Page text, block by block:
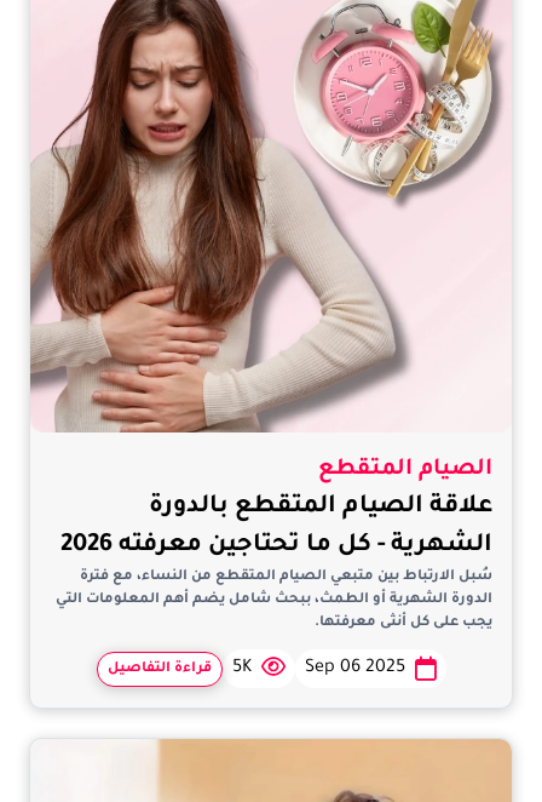
الصيام المتقطع
علاقة الصيام المتقطع بالدورة
الشهرية - كل ما تحتاجين معرفته 2026
سُبل الارتباط بين متبعي الصيام المتقطع من النساء، مع فترة
الدورة الشهرية أو الطمث، ببحث شامل يضم أهم المعلومات التي
يجب على كل أنثى معرفتها.
Sep 06 2025
5K قراءة التفاصيل